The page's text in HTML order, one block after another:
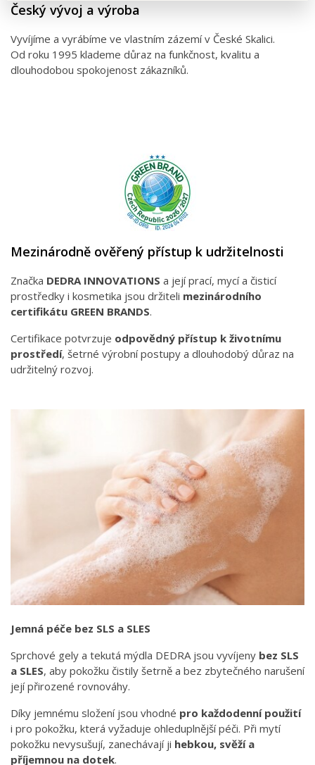
Český vývoj a výroba
Vyvíjíme a vyrábíme ve vlastním zázemí v České Skalici.
Od roku 1995 klademe důraz na funkčnost, kvalitu a
dlouhodobou spokojenost zákazníků.
Mezinárodně ověřený přístup k udržitelnosti
Značka DEDRA INNOVATIONS a její prací, mycí a čisticí
prostředky i kosmetika jsou držiteli mezinárodního
certifikátu GREEN BRANDS.
Certifikace potvrzuje odpovědný přístup k životnímu
prostředí, šetrné výrobní postupy a dlouhodobý důraz na
udržitelný rozvoj.
Jemná péče bez SLS a SLES
Sprchové gely a tekutá mýdla DEDRA jsou vyvíjeny bez SLS
a SLES, aby pokožku čistily šetrně a bez zbytečného narušení
její přirozené rovnováhy.
Díky jemnému složení jsou vhodné pro každodenní použití
i pro pokožku, která vyžaduje ohleduplnější péči. Při mytí
pokožku nevysušují, zanechávají ji hebkou, svěží a
příjemnou na dotek.